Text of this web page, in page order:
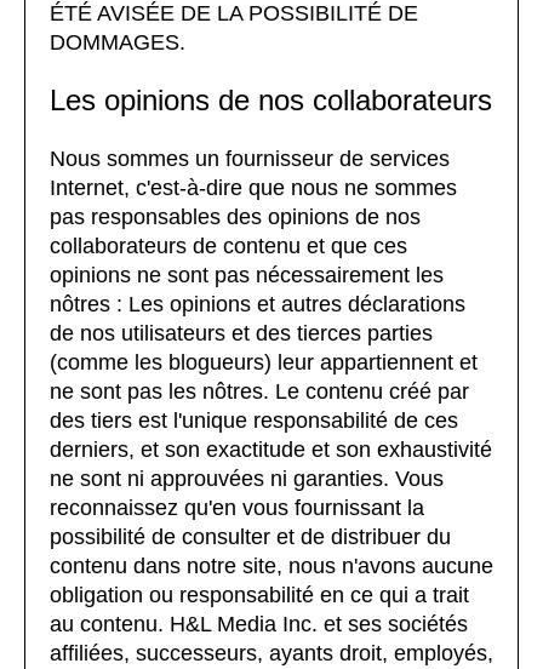
ÉTÉ AVISÉE DE LA POSSIBILITÉ DE
DOMMAGES.
Les opinions de nos collaborateurs
Nous sommes un fournisseur de services
Internet, c'est-à-dire que nous ne sommes
pas responsables des opinions de nos
collaborateurs de contenu et que ces
opinions ne sont pas nécessairement les
nôtres : Les opinions et autres déclarations
de nos utilisateurs et des tierces parties
(comme les blogueurs) leur appartiennent et
ne sont pas les nôtres. Le contenu créé par
des tiers est l'unique responsabilité de ces
derniers, et son exactitude et son exhaustivité
ne sont ni approuvées ni garanties. Vous
reconnaissez qu'en vous fournissant la
possibilité de consulter et de distribuer du
contenu dans notre site, nous n'avons aucune
obligation ou responsabilité en ce qui a trait
au contenu. H&L Media Inc. et ses sociétés
affiliées, successeurs, ayants droit, employés,